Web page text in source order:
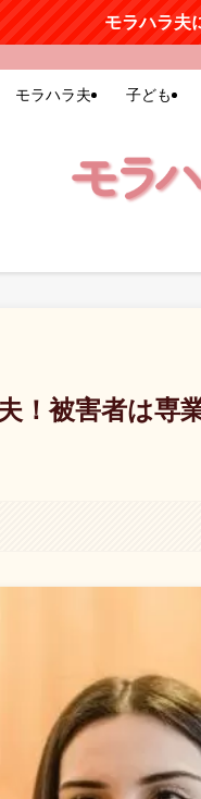
モラハラ夫
モラハラ夫 子ども
！被害者は専